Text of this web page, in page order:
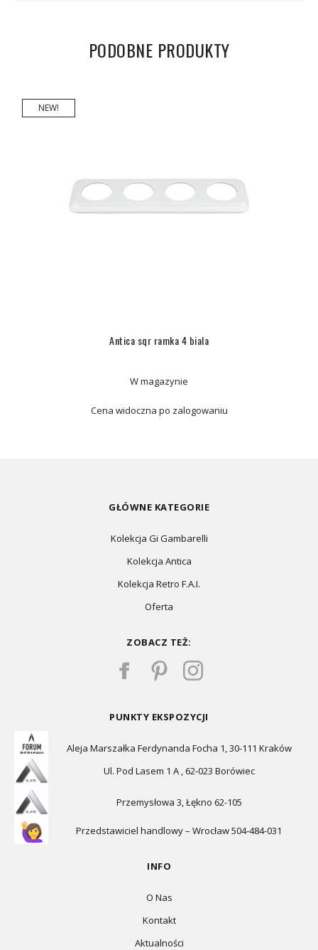
PODOBNE PRODUKTY
NEW!
Antica sqr ramka 4 biala
W magazynie
Cena widoczna po zalogowaniu
GŁÓWNE KATEGORIE
Kolekcja Gi Gambarelli
Kolekcja Antica
Kolekcja Retro F.A.I.
Oferta
ZOBACZ TEŻ:
PUNKTY EKSPOZYCJI
Aleja Marszałka Ferdynanda Focha 1, 30-111 Kraków
Ul. Pod Lasem 1 A , 62-023 Borówiec
Przemysłowa 3, Łękno 62-105
Przedstawiciel handlowy – Wrocław 504-484-031
INFO
O Nas
Kontakt
Aktualności